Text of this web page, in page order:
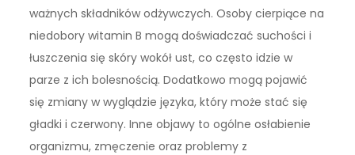
ważnych składników odżywczych. Osoby cierpiące na
niedobory witamin B mogą doświadczać suchości i
łuszczenia się skóry wokół ust, co często idzie w
parze z ich bolesnością. Dodatkowo mogą pojawić
się zmiany w wyglądzie języka, który może stać się
gładki i czerwony. Inne objawy to ogólne osłabienie
organizmu, zmęczenie oraz problemy z